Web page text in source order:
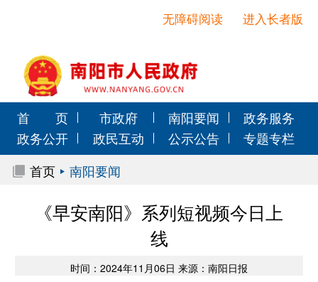
进入长者版
无障碍阅读
首 页 市政府 南阳要闻
政务服务
政务公开
政民互动 公示公告
专题专栏
首页
南阳要闻
《早安南阳》系列短视频今日上
线
时间：2024年11月06日 来源：南阳日报